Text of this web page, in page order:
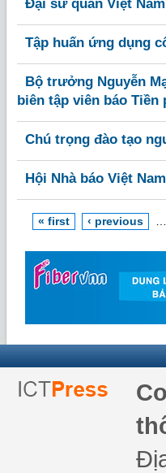
Đại sứ quán Việt
Tập huấn ứng dụng
Bộ trưởng Nguyễn
biên tập viên báo Tiền
Chú trọng đào tạo
Hội Nhà báo Việt
« first ‹ previous